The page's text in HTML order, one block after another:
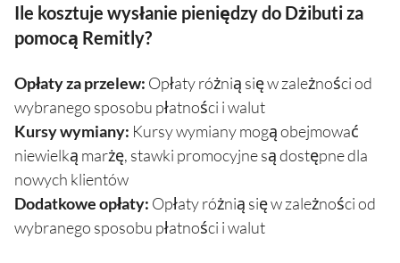
Ile kosztuje wysłanie pieniędzy do Dżibuti za
pomocą Remitly?
Opłaty za przelew: Opłaty różnią się w zależności od
wybranego sposobu płatności i walut
Kursy wymiany: Kursy wymiany mogą obejmować
niewielką marżę, stawki promocyjne są dostępne dla
nowych klientów
Dodatkowe opłaty: Opłaty różnią się w zależności od
wybranego sposobu płatności i walut